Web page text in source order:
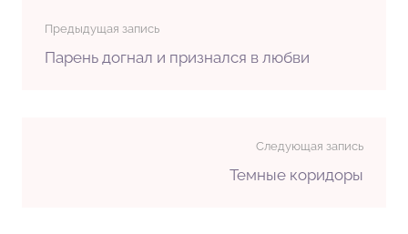
Предыдущая запись
Парень догнал и признался в любви
Следующая запись
Темные коридоры